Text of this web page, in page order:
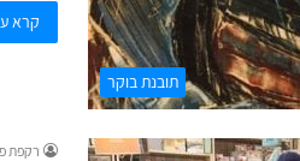
תובנת בוקר
קרא
רקפת